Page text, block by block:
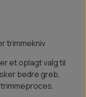
trimmekniv
et oplagt valg til
bedre greb,